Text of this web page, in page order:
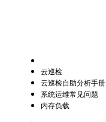
云巡检
云巡检自助分析手册
系统运维常见问题
内存负载